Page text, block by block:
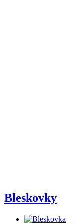
Bleskovky